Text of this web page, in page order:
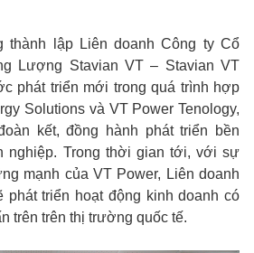
thành lập Liên doanh Công ty Cổ
Lượng Stavian VT – Stavian VT
phát triển mới trong quá trình hợp
Solutions và VT Power Tenology,
kết, đồng hành phát triển bền
nghiệp. Trong thời gian tới, với sự
mạnh của VT Power, Liên doanh
phát triển hoạt động kinh doanh có
trên trên thị trường quốc tế.